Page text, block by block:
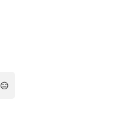
😑